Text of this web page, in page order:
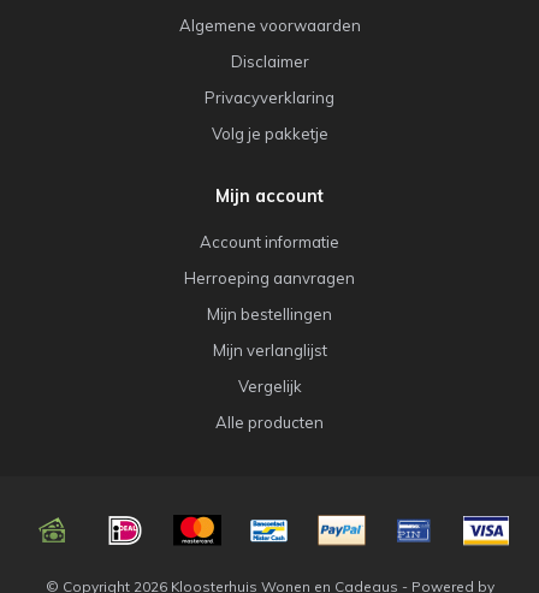
Algemene voorwaarden
Disclaimer
Privacyverklaring
Volg je pakketje
Mijn account
Account informatie
Herroeping aanvragen
Mijn bestellingen
Mijn verlanglijst
Vergelijk
Alle producten
© Copyright 2026 Kloosterhuis Wonen en Cadeaus - Powered by